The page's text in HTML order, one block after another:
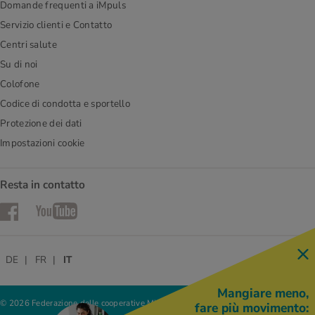
Domande frequenti a iMpuls
Servizio clienti e Contatto
Centri salute
Su di noi
Colofone
Codice di condotta e sportello
Protezione dei dati
Impostazioni cookie
Resta in contatto
FacebookYouTube
© 2026 Federazione delle cooperative Migros
DE FR IT
Mangiare meno,
fare più movimento: